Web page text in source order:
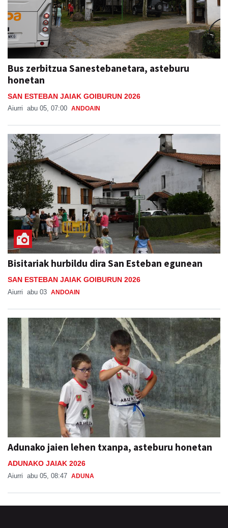
Bus zerbitzua Sanestebanetara, asteburu
honetan
SAN ESTEBAN JAIAK GOIBURUN 2026
Aiurri abu 05, 07:00 ANDOAIN
Bisitariak hurbildu dira San Esteban egunean
SAN ESTEBAN JAIAK GOIBURUN 2026
Aiurri abu 03 ANDOAIN
Adunako jaien lehen txanpa, asteburu honetan
ADUNAKO JAIAK 2026
Aiurri abu 05, 08:47 ADUNA